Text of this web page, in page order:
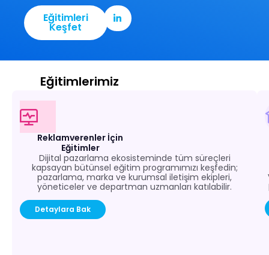
Eğitimleri
Keşfet
Eğitimlerimiz
Reklamverenler İçin
Eğitimler
Dijital pazarlama ekosisteminde tüm süreçleri
kapsayan bütünsel eğitim programımızı keşfedin;
pazarlama, marka ve kurumsal iletişim ekipleri,
yöneticeler ve departman uzmanları katılabilir.
Detaylara Bak